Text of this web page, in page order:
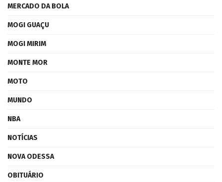
MERCADO DA BOLA
MOGI GUAÇU
MOGI MIRIM
MONTE MOR
MOTO
MUNDO
NBA
NOTÍCIAS
NOVA ODESSA
OBITUÁRIO